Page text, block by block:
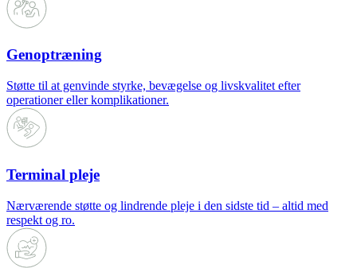
Genoptræning
Støtte til at genvinde styrke, bevægelse og livskvalitet efter
operationer eller komplikationer.
Terminal pleje
Nærværende støtte og lindrende pleje i den sidste tid – altid med
respekt og ro.